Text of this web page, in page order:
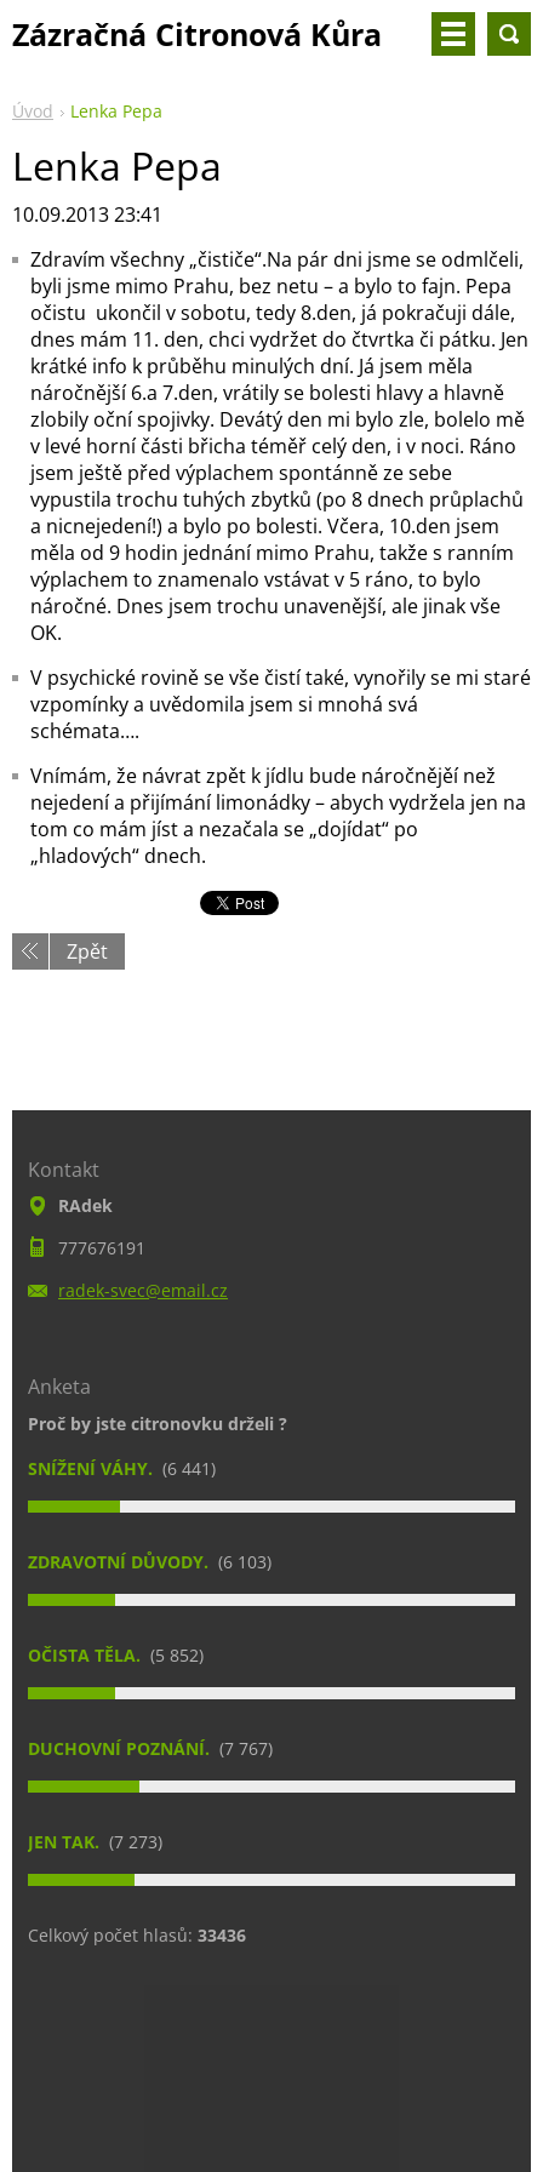
Zázračná Citronová Kůra
Úvod Lenka Pepa
Lenka Pepa
10.09.2013 23:41
Zdravím všechny „čističe“.Na pár dni jsme se odmlčeli,
byli jsme mimo Prahu, bez netu – a bylo to fajn. Pepa
očistu ukončil v sobotu, tedy 8.den, já pokračuji dále,
dnes mám 11. den, chci vydržet do čtvrtka či pátku. Jen
krátké info k průběhu minulých dní. Já jsem měla
náročnější 6.a 7.den, vrátily se bolesti hlavy a hlavně
zlobily oční spojivky. Devátý den mi bylo zle, bolelo mě
v levé horní části břicha téměř celý den, i v noci. Ráno
jsem ještě před výplachem spontánně ze sebe
vypustila trochu tuhých zbytků (po 8 dnech průplachů
a nicnejedení!) a bylo po bolesti. Včera, 10.den jsem
měla od 9 hodin jednání mimo Prahu, takže s ranním
výplachem to znamenalo vstávat v 5 ráno, to bylo
náročné. Dnes jsem trochu unavenější, ale jinak vše
OK.
V psychické rovině se vše čistí také, vynořily se mi staré
vzpomínky a uvědomila jsem si mnohá svá
schémata….
Vnímám, že návrat zpět k jídlu bude náročnějěí než
nejedení a přijímání limonádky – abych vydržela jen na
tom co mám jíst a nezačala se „dojídat“ po
„hladových“ dnech.
Zpět
Kontakt
RAdek
777676191
radek-svec@email.cz
Anketa
Proč by jste citronovku drželi ?
SNÍŽENÍ VÁHY. (6 441)
ZDRAVOTNÍ DŮVODY. (6 103)
OČISTA TĚLA. (5 852)
DUCHOVNÍ POZNÁNÍ. (7 767)
JEN TAK. (7 273)
Celkový počet hlasů: 33436